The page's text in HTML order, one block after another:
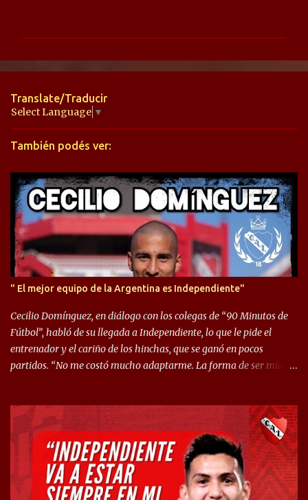
n
a
r
i
s
Translate/Traducir
Select Language ▼
También podés ver:
" El mejor equipo de la Argentina es Independiente"
Cecilio Domínguez, en diálogo con los colegas de “90 Minutos de
Fútbol”, habló de su llegada a Independiente, lo que le pide el
entrenador y el cariño de los hinchas, que se ganó en pocos
partidos. “No me costó mucho adaptarme. La forma de ser mía
llegué a un Independiente que juega muy dinámico y me gusta
mucho. Me favorece por la forma de jugar mía y eso también
ayudó a que me adapte”. “Me siento mejor por izquierda, pero me
gusta mucho jugar de 9, y juego sin problemas por derecha
también. Jugar de 9 y de extremo por izquierda es diferente. A mi
me gusta jugar por fuera, porque tengo mas posibilidades de